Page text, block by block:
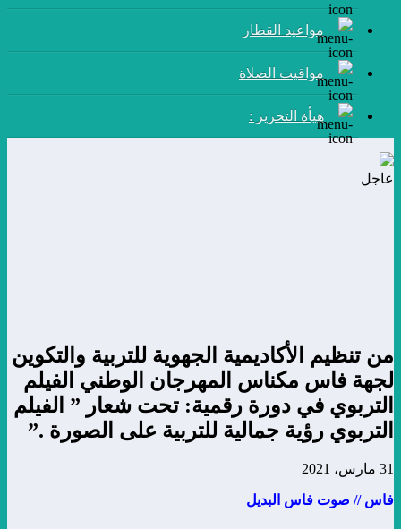
مواعيد القطار
مواقيت الصلاة
هيأة التحرير :
عاجل
من تنظيم الأكاديمية الجهوية للتربية والتكوين
لجهة فاس مكناس المهرجان الوطني الفيلم
التربوي في دورة رقمية: تحت شعار ” الفيلم
التربوي رؤية جمالية للتربية على الصورة .”
31 مارس، 2021
فاس // صوت فاس البديل